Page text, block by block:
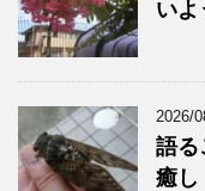
いよ
2026/
語る
癒し